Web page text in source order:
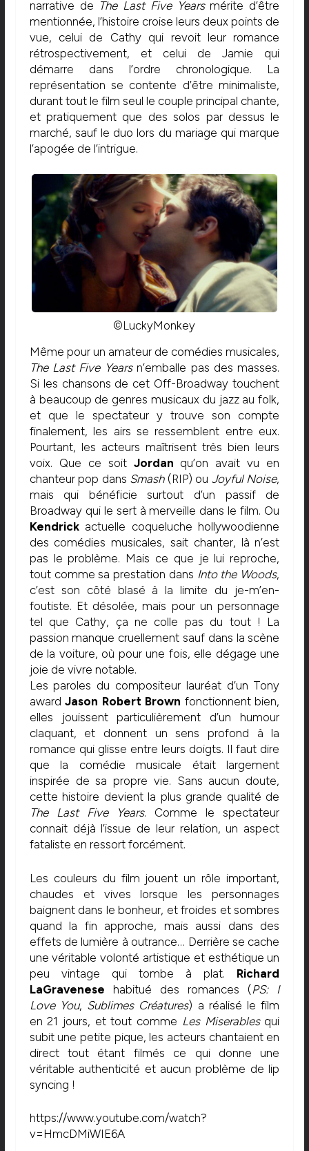
narrative de The Last Five Yearsmérite d’être
mentionnée, l’histoire croise leurs deux points de
vue, celui de Cathy qui revoit leur romance
rétrospectivement, et celui de Jamie qui
démarre dans l’ordre chronologique. La
représentation se contente d’être minimaliste,
durant tout le film seul le couple principal chante,
et pratiquement que des solos par dessus le
marché, sauf le duo lors du mariage qui marque
l’apogée de l’intrigue.
©LuckyMonkey
Même pour un amateur de comédies musicales,
The Last Five Yearsn’emballe pas des masses.
Si les chansons de cet Off-Broadway touchent
à beaucoup de genres musicaux du jazz au folk,
et que le spectateur y trouve son compte
finalement, les airs se ressemblent entre eux.
Pourtant, les acteurs maîtrisent très bien leurs
voix. Que ce soit Jordan qu’on avait vu en
chanteur pop dans Smash(RIP) ou Joyful Noise,
mais qui bénéficie surtout d’un passif de
Broadway qui le sert à merveille dans le film. Ou
Kendrickactuelle coqueluche hollywoodienne
des comédies musicales, sait chanter, là n’est
pas le problème. Mais ce que je lui reproche,
tout comme sa prestation dans Into the Woods,
c’est son côté blasé à la limite du je-m’en-
foutiste. Et désolée, mais pour un personnage
tel que Cathy, ça ne colle pas du tout ! La
passion manque cruellement sauf dans la scène
de la voiture, où pour une fois, elle dégage une
joie de vivre notable.
Les paroles du compositeur lauréat d’un Tony
awardJason Robert Brown fonctionnent bien,
elles jouissent particulièrement d’un humour
claquant, et donnent un sens profond à la
romance qui glisse entre leurs doigts. Il faut dire
que la comédie musicale était largement
inspirée de sa propre vie. Sans aucun doute,
cette histoire devient la plus grande qualité de
The Last Five Years. Comme le spectateur
connait déjà l’issue de leur relation, un aspect
fataliste en ressort forcément.
Les couleurs du film jouent un rôle important,
chaudes et vives lorsque les personnages
baignent dans le bonheur, et froides et sombres
quand la fin approche, mais aussi dans des
effets de lumière à outrance… Derrière se cache
une véritable volonté artistique et esthétique un
peu vintage qui tombe à plat. Richard
LaGravenese habitué des romances (PS: I
Love You, Sublimes Créatures) a réalisé le film
en 21 jours, et tout comme Les Miserables qui
subit une petite pique, les acteurs chantaient en
direct tout étant filmés ce qui donne une
véritable authenticité et aucun problème de lip
syncing !
https://www.youtube.com/watch?
v=HmcDMiWIE6A